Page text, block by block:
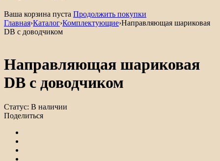
Ваша корзина пуста Продолжить покупки
Главная›Каталог›Комплектующие›Направляющая шариковая
DB с доводчиком
Направляющая шариковая
DB с доводчиком
Статус: В наличии
Поделиться